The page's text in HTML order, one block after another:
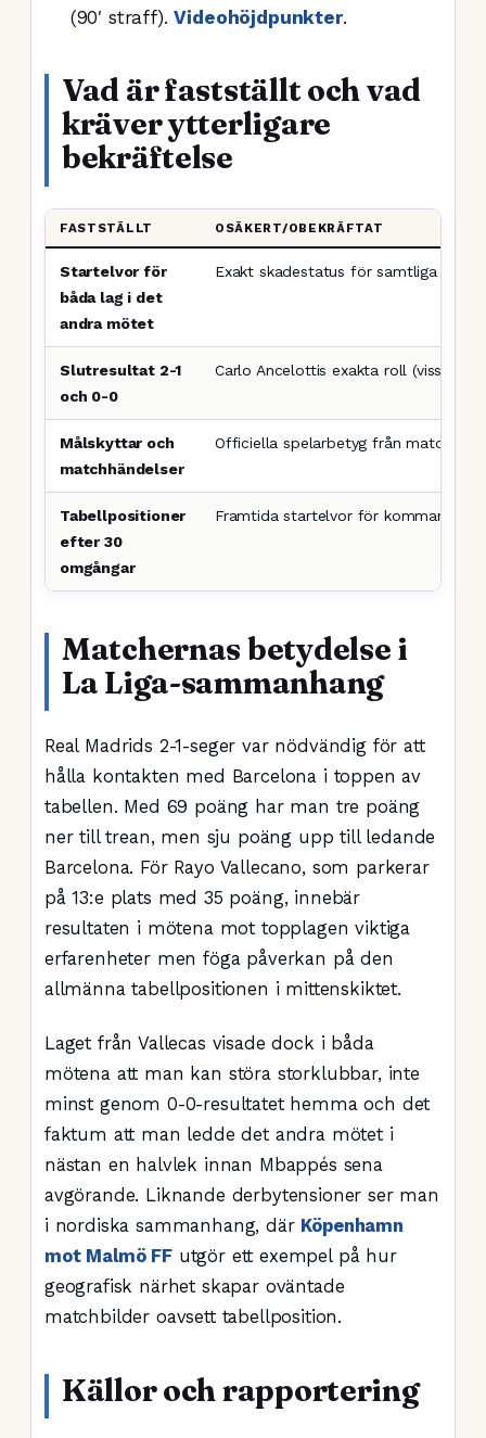
(90′ straff).Videohöjdpunkter.
Vad är fastställt och vad
kräver ytterligare
bekräftelse
FASTSTÄLLT OSÄKERT/OBEKRÄFTAT
Startelvor för
båda lag i det
andra mötet
Exakt skadestatus för samtliga
Slutresultat 2-1
och 0-0
Carlo Ancelottis exakta roll (viss
Målskyttar och
matchhändelser
Officiella spelarbetyg från matcherna
Tabellpositioner
efter 30
omgångar
Framtida startelvor för kommande
Matchernas betydelse i
La Liga-sammanhang
Real Madrids 2-1-seger var nödvändig för att
hålla kontakten med Barcelona i toppen av
tabellen. Med 69 poäng har man tre poäng
ner till trean, men sju poäng upp till ledande
Barcelona. För Rayo Vallecano, som parkerar
på 13:e plats med 35 poäng, innebär
resultaten i mötena mot topplagen viktiga
erfarenheter men föga påverkan på den
allmänna tabellpositionen i mittenskiktet.
Laget från Vallecas visade dock i båda
mötena att man kan störa storklubbar, inte
minst genom 0-0-resultatet hemma och det
faktum att man ledde det andra mötet i
nästan en halvlek innan Mbappés sena
avgörande. Liknande derbytensioner ser man
i nordiska sammanhang, där Köpenhamn
mot Malmö FFutgör ett exempel på hur
geografisk närhet skapar oväntade
matchbilder oavsett tabellposition.
Källor och rapportering